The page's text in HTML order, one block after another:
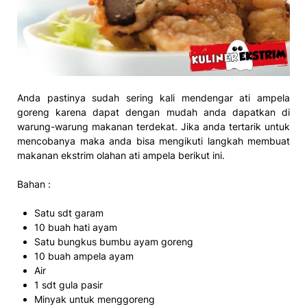
Anda pastinya sudah sering kali mendengar ati ampela
goreng karena dapat dengan mudah anda dapatkan di
warung-warung makanan terdekat. Jika anda tertarik untuk
mencobanya maka anda bisa mengikuti langkah membuat
makanan ekstrim olahan ati ampela berikut ini.
Bahan :
Satu sdt garam
10 buah hati ayam
Satu bungkus bumbu ayam goreng
10 buah ampela ayam
Air
1 sdt gula pasir
Minyak untuk menggoreng